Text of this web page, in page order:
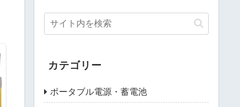
カテゴリー
ポータブル電源・蓄電池